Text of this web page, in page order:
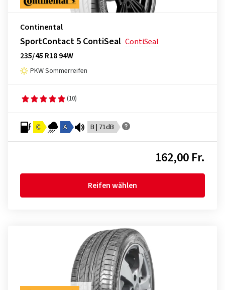
Continental
SportContact 5 ContiSeal ContiSeal
235/45 R18 94W
PKW Sommerreifen
(10)
C A B | 71dB
162,00 Fr.
Reifen wählen